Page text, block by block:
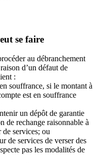
se faire
au débranchement
d’un défaut de
:
souffrance, si le montant à
est en souffrance
un dépôt de garantie
de rechange raisonnable à
de services; ou
de services de verser des
pas les modalités de